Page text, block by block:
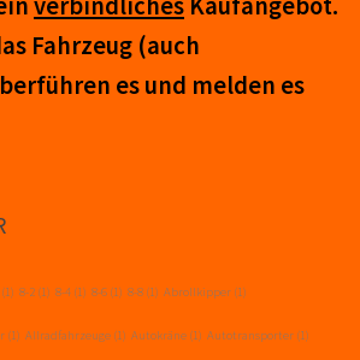
Fahr­zeug (auch
es und mel­den es
(1) 8-2 (1) 8-4 (1) 8-6 (1) 8-8 (1) Abrollkipper (1)
(1) Allradfahrzeuge (1) Autokräne (1) Autotransporter (1)